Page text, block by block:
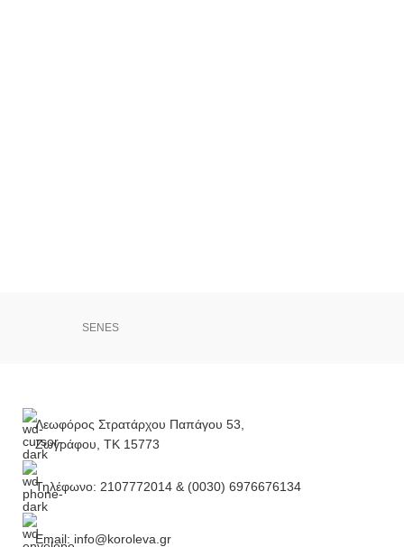
SENES
Λεωφόρος Στρατάρχου Παπάγου 53,
Ζωγράφου, ΤΚ 15773
Τηλέφωνο: 2107772014 & (0030) 6976676134
Email: info@koroleva.gr